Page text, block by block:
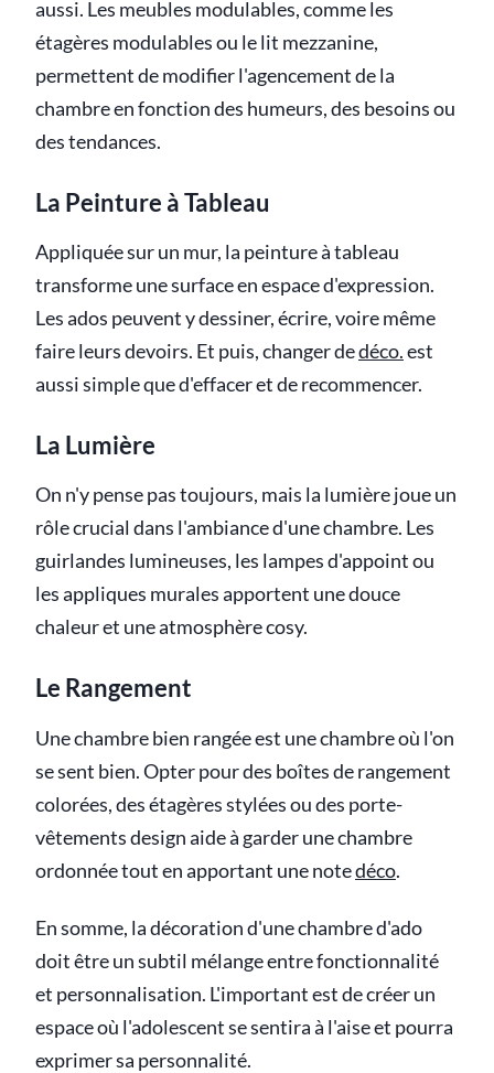
aussi. Les meubles modulables, comme les
étagères modulables ou le lit mezzanine,
permettent de modifier l'agencement de la
chambre en fonction des humeurs, des besoins ou
des tendances.
La Peinture à Tableau
Appliquée sur un mur, la peinture à tableau
transforme une surface en espace d'expression.
Les ados peuvent y dessiner, écrire, voire même
faire leurs devoirs. Et puis, changer dedéco.est
aussi simple que d'effacer et de recommencer.
La Lumière
On n'y pense pas toujours, mais la lumière joue un
rôle crucial dans l'ambiance d'une chambre. Les
guirlandes lumineuses, les lampes d'appoint ou
les appliques murales apportent une douce
chaleur et une atmosphère cosy.
Le Rangement
Une chambre bien rangée est une chambre où l'on
se sent bien. Opter pour des boîtes de rangement
colorées, des étagères stylées ou des porte-
vêtements design aide à garder une chambre
ordonnée tout en apportant une notedéco.
En somme, la décoration d'une chambre d'ado
doit être un subtil mélange entre fonctionnalité
et personnalisation. L'important est de créer un
espace où l'adolescent se sentira à l'aise et pourra
exprimer sa personnalité.